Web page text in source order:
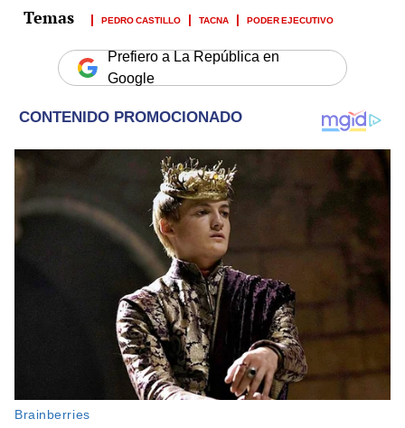
PEDRO CASTILLO TACNA PODER EJECUTIVO
Prefiero a La República en
Google